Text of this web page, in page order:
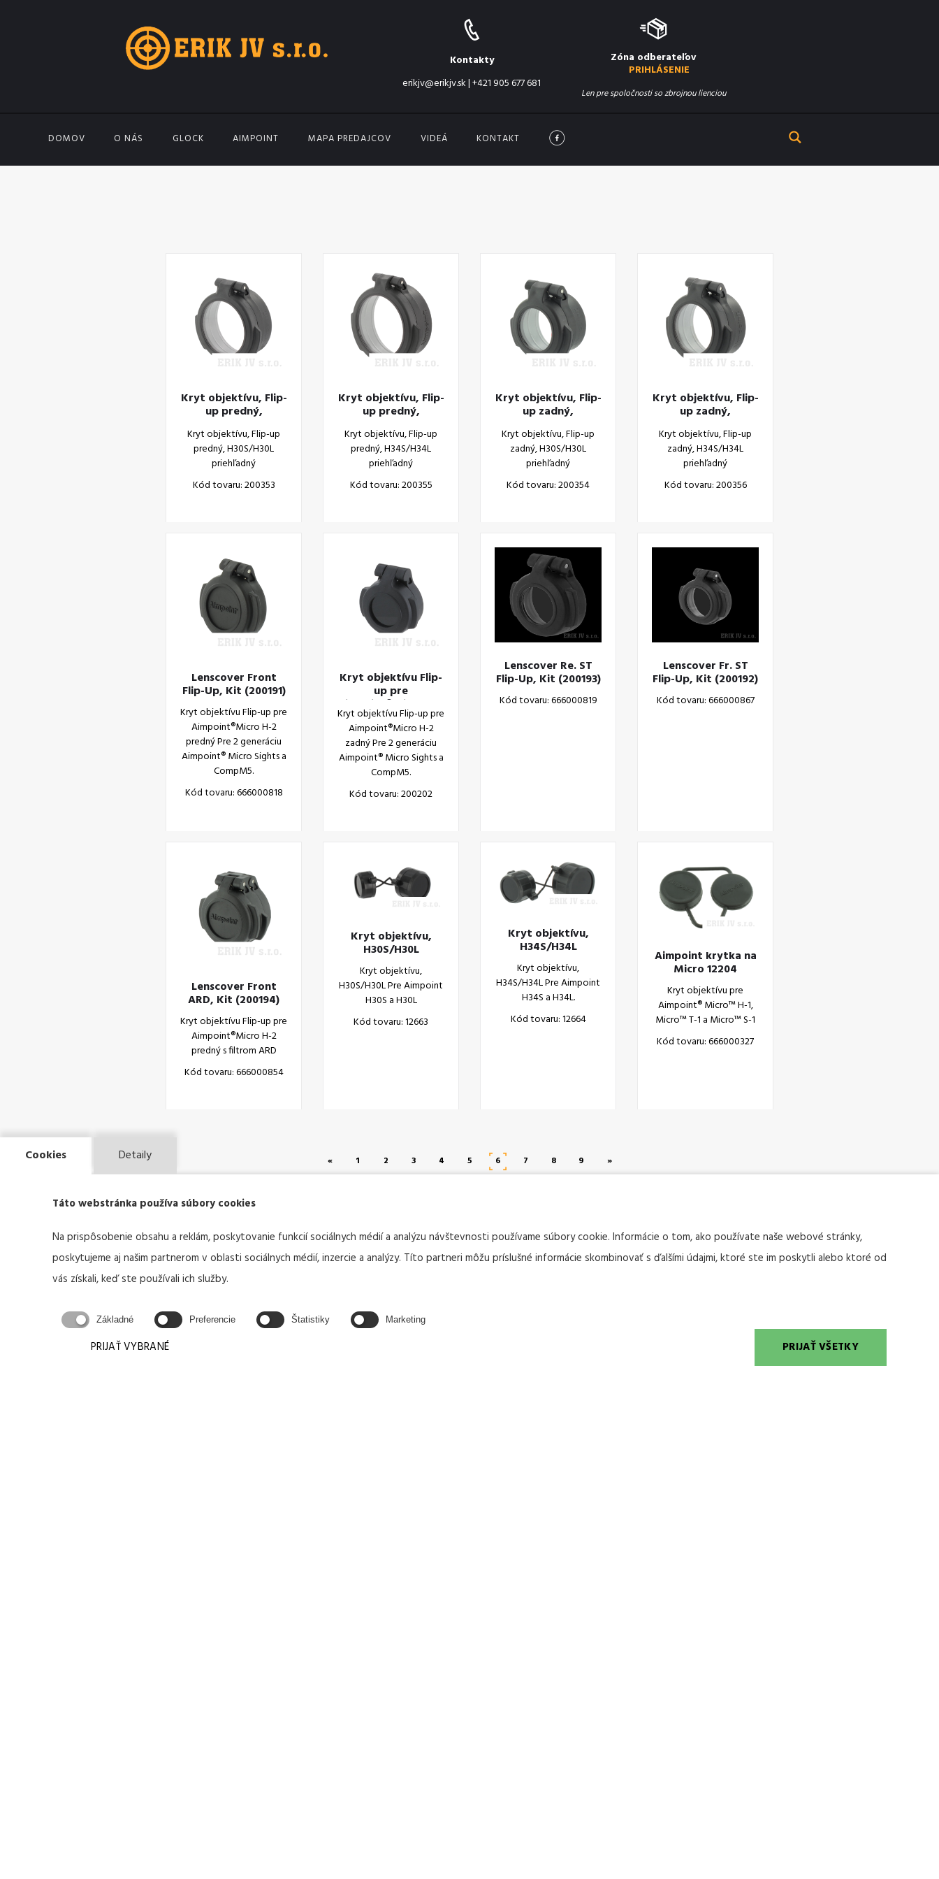
Kontakty
erikjv@erikjv.sk|+421 905 677 681
Zóna odberateľov
PRIHLÁSENIE
Len pre spoločnosti so zbrojnou lienciou
DOMOV O NÁS GLOCK AIMPOINT MAPA PREDAJCOV VIDEÁ KONTAKT
Kryt objektívu, Flip-
up predný,
priehľadný
Kryt objektívu, Flip-up
predný, H30S/H30L
priehľadný
Kód tovaru: 200353
Kryt objektívu, Flip-
up predný,
priehľadný
Kryt objektívu, Flip-up
predný, H34S/H34L
priehľadný
Kód tovaru: 200355
Kryt objektívu, Flip-
up zadný,
priehľadný
Kryt objektívu, Flip-up
zadný, H30S/H30L
priehľadný
Kód tovaru: 200354
Kryt objektívu, Flip-
up zadný,
priehľadný
Kryt objektívu, Flip-up
zadný, H34S/H34L
priehľadný
Kód tovaru: 200356
Lenscover Front
Flip-Up, Kit (200191)
Kryt objektívu Flip-up pre
Aimpoint®Micro H-2
predný Pre 2 generáciu
Aimpoint® Micro Sights a
CompM5.
Kód tovaru: 666000818
Kryt objektívu Flip-
up pre
Aimpoint®Micro H-2
zadný
Kryt objektívu Flip-up pre
Aimpoint®Micro H-2
zadný Pre 2 generáciu
Aimpoint® Micro Sights a
CompM5.
Kód tovaru: 200202
Lenscover Re. ST
Flip-Up, Kit (200193)
Kód tovaru: 666000819
Lenscover Fr. ST
Flip-Up, Kit (200192)
Kód tovaru: 666000867
Lenscover Front
ARD, Kit (200194)
Kryt objektívu Flip-up pre
Aimpoint®Micro H-2
predný s filtrom ARD
Kód tovaru: 666000854
Kryt objektívu,
H30S/H30L
Kryt objektívu,
H30S/H30L Pre Aimpoint
H30S a H30L
Kód tovaru: 12663
Kryt objektívu,
H34S/H34L
Kryt objektívu,
H34S/H34L Pre Aimpoint
H34S a H34L.
Kód tovaru: 12664
Aimpoint krytka na
Micro 12204
Kryt objektívu pre
Aimpoint® Micro™ H-1,
Micro™ T-1 a Micro™ S-1
Kód tovaru: 666000327
« 1 2 3 4 5 6 7 8 9 »
Cookies Detaily
Táto webstránka používa súbory cookies
Na prispôsobenie obsahu a reklám, poskytovanie funkcií sociálnych médií a analýzu návštevnosti používame súbory cookie. Informácie o tom, ako používate naše webové stránky,
poskytujeme aj našim partnerom v oblasti sociálnych médií, inzercie a analýzy. Títo partneri môžu príslušné informácie skombinovať s ďalšími údajmi, ktoré ste im poskytli alebo ktoré od
vás získali, keď ste používali ich služby.
Základné Preferencie Štatistiky Marketing
PRIJAŤ VYBRANÉ PRIJAŤ VŠETKY
KONTAKTUJTE NÁS